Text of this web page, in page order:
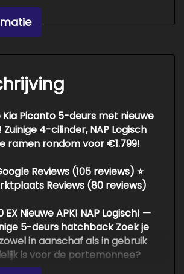
ramen achter
ramen voor
voor en achter
Picanto 5-deurs met nieuwe
Zuinige 4-cilinder, NAP Logisch
ramen rondom voor €1.799!
Reviews (105 reviews) ⭐
Reviews (80 reviews)
EX Nieuwe APK! NAP Logisch! —
5-deurs hatchback Zoek je
in aanschaf als in gebruik
is voor de portemonnee?
in prachtig blauw metallic is